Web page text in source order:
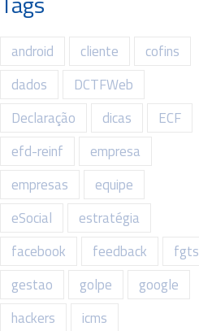
android cliente
cofins
dados
DCTFWeb
Declaração
dicas
ECF
efd-reinf
empresa
empresas
equipe
eSocial
estratégia
facebook
feedback
fgts
gestao
golpe
google
hackers
icms